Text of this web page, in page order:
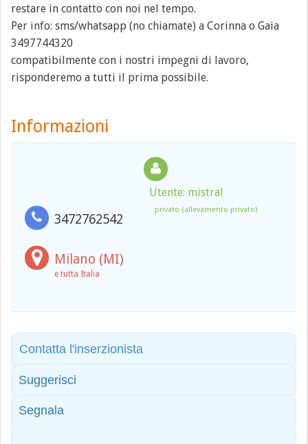
restare in contatto con noi nel tempo.
Per info: sms/whatsapp (no chiamate) a Corinna o Gaia
3497744320
compatibilmente con i nostri impegni di lavoro,
risponderemo a tutti il prima possibile.
Informazioni
3472762542
Utente: mistral
privato (allevamento privato)
Milano (MI)
e tutta Italia
Contatta l'inserzionista
Suggerisci
Segnala